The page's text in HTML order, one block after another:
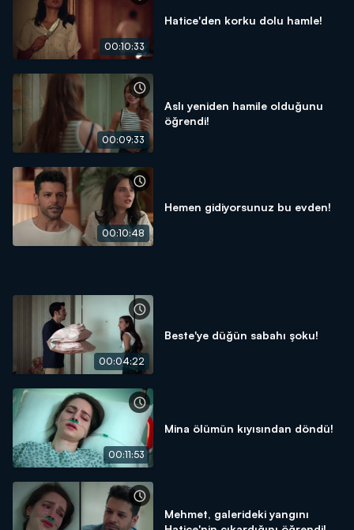
00:10:33
Hatice'den korku dolu hamle!
00:09:33
Aslı yeniden hamile olduğunu
öğrendi!
00:10:48
Hemen gidiyorsunuz bu evden!
00:04:22
Beste'ye düğün sabahı şoku!
00:11:53
Mina ölümün kıyısından döndü!
Mehmet, galerideki yangını